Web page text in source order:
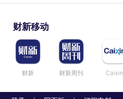
财新移动
财新 财新周刊 Caixin